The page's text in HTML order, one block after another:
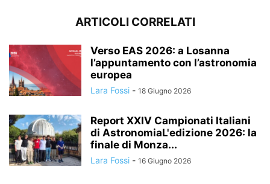
ARTICOLI CORRELATI
Verso EAS 2026: a Losanna
l’appuntamento con l’astronomia
europea
Lara Fossi - 18 Giugno 2026
Report XXIV Campionati Italiani
di AstronomiaL'edizione 2026: la
finale di Monza...
Lara Fossi - 16 Giugno 2026